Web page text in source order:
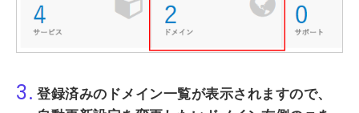
3. 登録済みのドメイン一覧が表示されますので、